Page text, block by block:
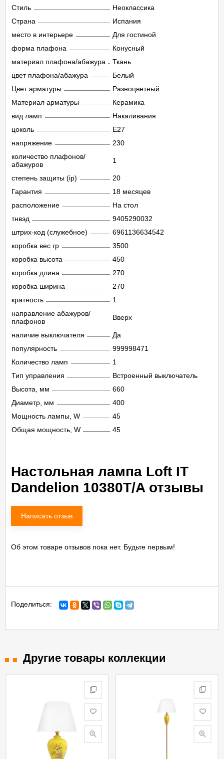
Стиль
Неоклассика
Страна
Испания
место в интерьере
Для гостиной
форма плафона
Конусный
материал плафона/абажура
Ткань
цвет плафона/абажура
Белый
Цвет арматуры
Разноцветный
Материал арматуры
Керамика
вид ламп
Накаливания
цоколь
E27
напряжение
230
количество плафонов/
абажуров
1
степень защиты (ip)
20
Гарантия
18 месяцев
расположение
На стол
тнвэд
9405290032
штрих-код (служебное)
6961136634542
коробка вес гр
3500
коробка высота
450
коробка длина
270
коробка ширина
270
кратность
1
направление абажуров/
плафонов
Вверх
наличие выключателя
Да
популярность
999998471
Количество ламп
1
Тип управления
Встроенный выключатель
Высота, мм
660
Диаметр, мм
400
Мощность лампы, W
45
Общая мощность, W
45
Настольная лампа Loft IT
Dandelion 10380T/A отзывы
Написать отзыв
Об этом товаре отзывов пока нет. Будьте первым!
Поделиться:
Другие товары коллекции